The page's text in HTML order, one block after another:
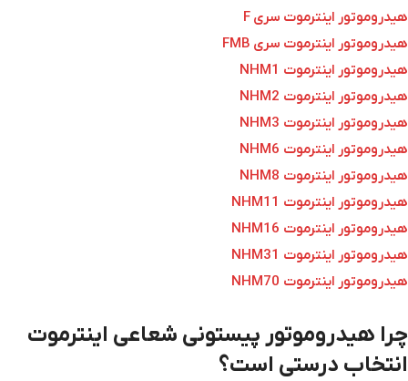
هیدروموتور اینترموت سری F
هیدروموتور اینترموت سری FMB
هیدروموتور اینترموت NHM1
هیدروموتور اینترموت NHM2
هیدروموتور اینترموت NHM3
هیدروموتور اینترموت NHM6
هیدروموتور اینترموت NHM8
هیدروموتور اینترموت NHM11
هیدروموتور اینترموت NHM16
هیدروموتور اینترموت NHM31
هیدروموتور اینترموت NHM70
چرا هیدروموتور پیستونی شعاعی اینترموت
انتخاب درستی است؟